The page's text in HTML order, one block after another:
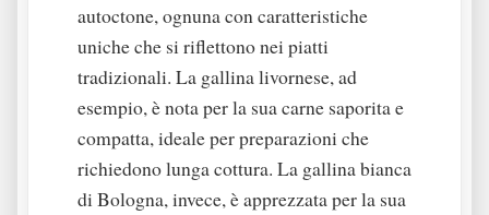
autoctone, ognuna con caratteristiche
uniche che si riflettono nei piatti
tradizionali. La gallina livornese, ad
esempio, è nota per la sua carne saporita e
compatta, ideale per preparazioni che
richiedono lunga cottura. La gallina bianca
di Bologna, invece, è apprezzata per la sua